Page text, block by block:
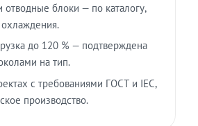
блоки — по каталогу,
до 120 % — подтверждена
на тип.
с требованиями ГОСТ и IEC,
производство.